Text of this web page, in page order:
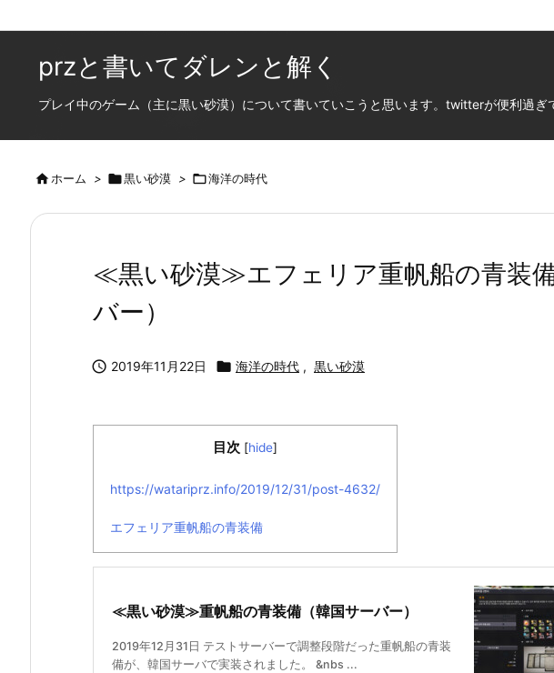
przと書いてダレンと解く
プレイ中のゲーム（主に黒い砂漠）について書いていこうと思います。twitterが便利過ぎ
ホーム > 黒い砂漠 > 海洋の時代
≪黒い砂漠≫エフェリア重帆船の青装
バー）
 2019年11月22日  海洋の時代 , 黒い砂漠
目次 [hide]
https://watariprz.info/2019/12/31/post-4632/
エフェリア重帆船の青装備
≪黒い砂漠≫重帆船の青装備（韓国サーバー）
2019年12月31日 テストサーバーで調整段階だった重帆船の青装
備が、韓国サーバで実装されました。 &nbs ...